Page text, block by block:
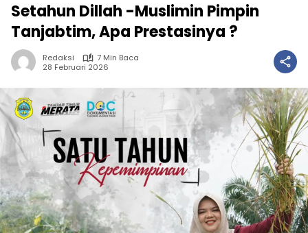
Setahun Dillah -Muslimin Pimpin
Tanjabtim, Apa Prestasinya ?
Redaksi
7 Min Baca
28 Februari 2026